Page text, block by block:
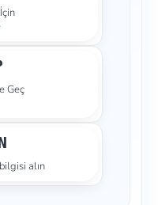
Geç
alın